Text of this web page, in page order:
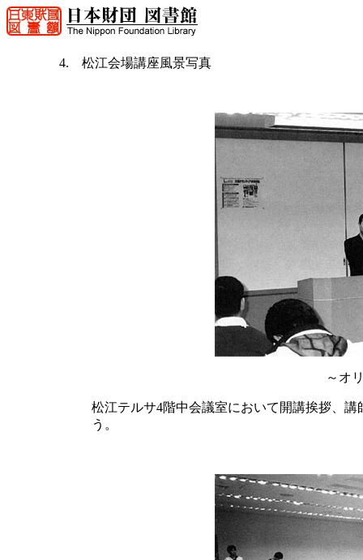
4. 松江会場講座風景写真
～オ
松江テルサ4階中会議室において開講挨拶、
う。